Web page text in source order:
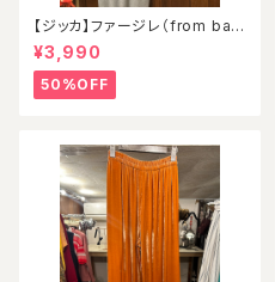
【ジッカ】ファージレ（from ball
oon）
¥3,990
50%OFF